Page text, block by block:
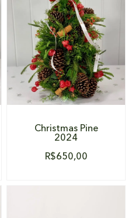
DETALHES
Christmas Pine
2024
R$650,00